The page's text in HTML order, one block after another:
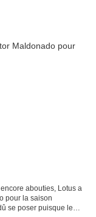
abouties, Lotus a
pour la saison
se poser puisque le